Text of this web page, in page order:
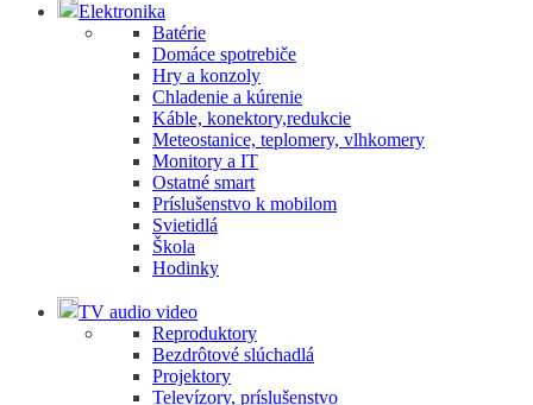
Elektronika
Batérie
Domáce spotrebiče
Hry a konzoly
Chladenie a kúrenie
Káble, konektory,redukcie
Meteostanice, teplomery, vlhkomery
Monitory a IT
Ostatné smart
Príslušenstvo k mobilom
Svietidlá
Škola
Hodinky
TV audio video
Reproduktory
Bezdrôtové slúchadlá
Projektory
Televízory, príslušenstvo